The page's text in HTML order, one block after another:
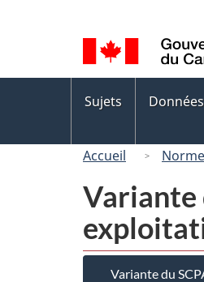
de
la
langue
des
Sujets Données
Accueil
Variante
Variante du